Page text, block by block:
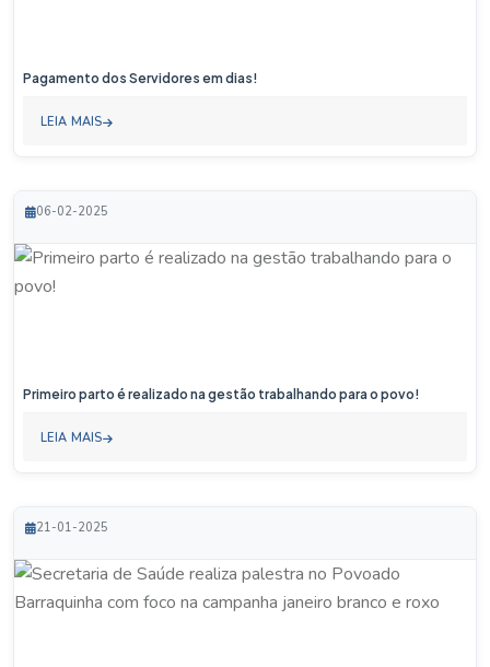
Pagamento dos Servidores em dias!
LEIA MAIS
06-02-2025
Primeiro parto é realizado na gestão trabalhando para o povo!
LEIA MAIS
21-01-2025